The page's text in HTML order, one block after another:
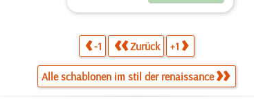
-1 Zurück +1
Alle schablonen im stil der renaissance